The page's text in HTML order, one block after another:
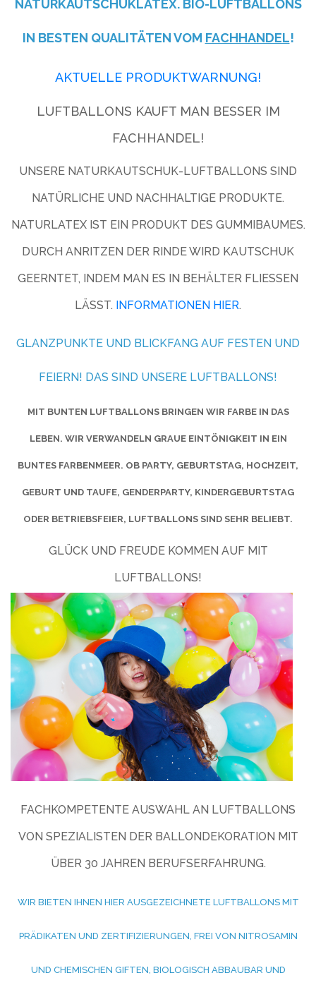
NATURKAUTSCHUKLATEX. BIO-LUFTBALLONS
IN BESTEN QUALITÄTEN VOM FACHHANDEL!
AKTUELLE PRODUKTWARNUNG!
LUFTBALLONS KAUFT MAN BESSER IM
FACHHANDEL!
UNSERE NATURKAUTSCHUK-LUFTBALLONS SIND
NATÜRLICHE UND NACHHALTIGE PRODUKTE.
NATURLATEX IST EIN PRODUKT DES GUMMIBAUMES.
DURCH ANRITZEN DER RINDE WIRD KAUTSCHUK
GEERNTET, INDEM MAN ES IN BEHÄLTER FLIESSEN L
ÄSST. INFORMATIONEN HIER.
GLANZPUNKTE UND BLICKFANG AUF FESTEN UND
FEIERN! DAS SIND UNSERE LUFTBALLONS!
MIT BUNTEN LUFTBALLONS BRINGEN WIR FARBE IN DAS
LEBEN. WIR VERWANDELN GRAUE EINTÖNIGKEIT IN EIN
BUNTES FARBENMEER. OB PARTY, GEBURTSTAG, HOCHZEIT,
GEBURT UND TAUFE, GENDERPARTY, KINDERGEBURTSTAG
ODER BETRIEBSFEIER, LUFTBALLONS SIND SEHR BELIEBT.
GLÜCK UND FREUDE KOMMEN AUF MIT
LUFTBALLONS!
FACHKOMPETENTE AUSWAHL AN LUFTBALLONS
VON SPEZIALISTEN DER BALLONDEKORATION MIT
ÜBER 30 JAHREN BERUFSERFAHRUNG.
WIR BIETEN IHNEN HIER AUSGEZEICHNETE LUFTBALLONS MIT
PRÄDIKATEN UND ZERTIFIZIERUNGEN, FREI VON NITROSAMIN
UND CHEMISCHEN GIFTEN, BIOLOGISCH ABBAUBAR UND